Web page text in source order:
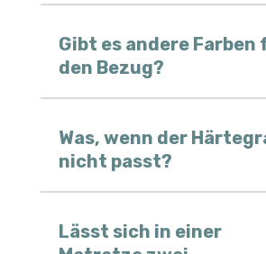
Gibt es andere Farben
den Bezug?
Was, wenn der
nicht passt?
Lässt sich in einer